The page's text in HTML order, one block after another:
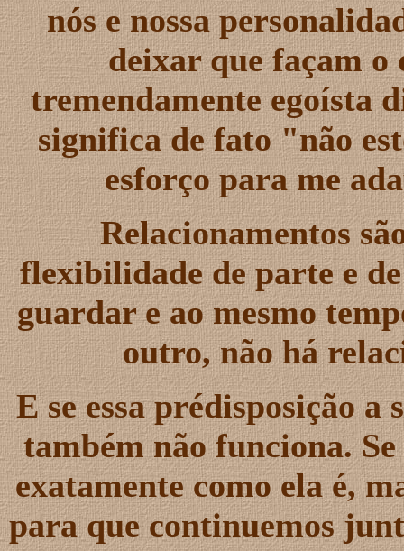
nós e nossa
deixar que façam o
tremendamente egoísta
significa de fato "não
esforço para me
Relacionamentos
flexibilidade de parte e
guardar e ao mesmo
outro, não há
E se essa prédisposição
também não funciona.
exatamente como ela é,
para que continuemos